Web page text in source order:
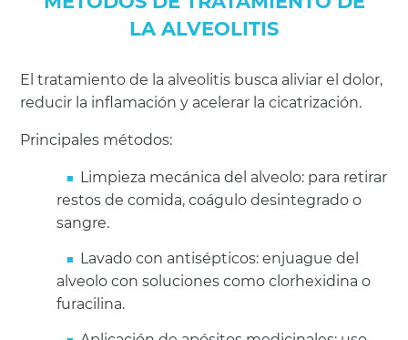
LA ALVEOLITIS
El tratamiento de la alveolitis busca aliviar el dolor,
reducir la inflamación y acelerar la cicatrización.
Principales métodos:
Limpieza mecánica del alveolo: para retirar
restos de comida, coágulo desintegrado o
sangre.
Lavado con antisépticos: enjuague del
alveolo con soluciones como clorhexidina o
furacilina.